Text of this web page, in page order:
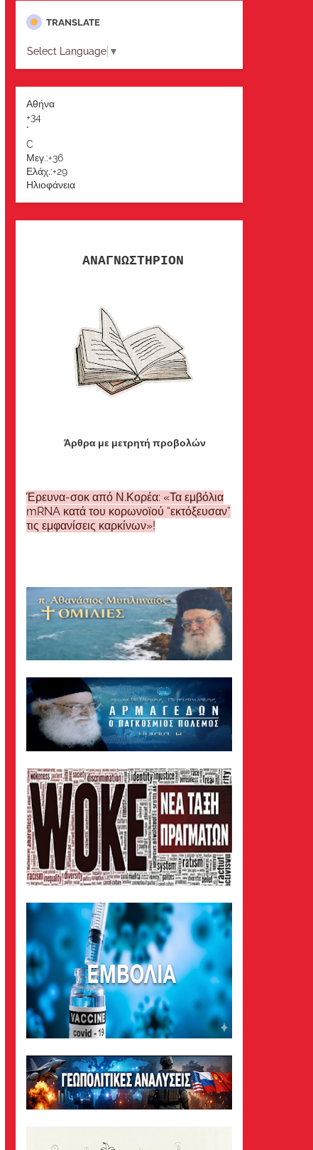
TRANSLATE
Select Language ▼
Αθήνα
+34
°
C
Μεγ.:+36
Ελάχ.:+29
Ηλιοφάνεια
ΑΝΑΓΝΩΣΤΗΡΙΟΝ
Άρθρα με μετρητή προβολών
Έρευνα-σοκ από Ν.Κορέα: «Τα εμβόλια
mRNA κατά του κορωνοϊού “εκτόξευσαν”
τις εμφανίσεις καρκίνων»!